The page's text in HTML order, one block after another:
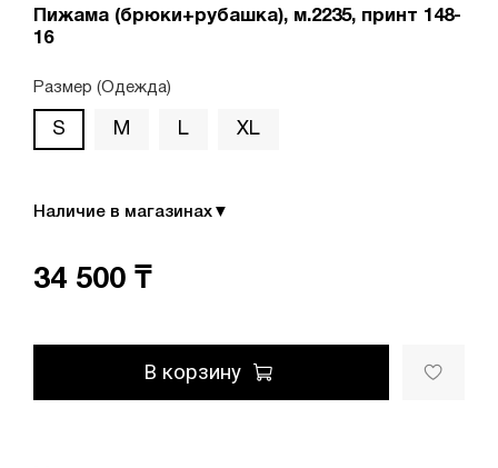
Пижама (брюки+рубашка), м.2235, принт 148-
16
Размер (Одежда)
S M L XL
Наличие в магазинах ▼
34 500 ₸
В корзину